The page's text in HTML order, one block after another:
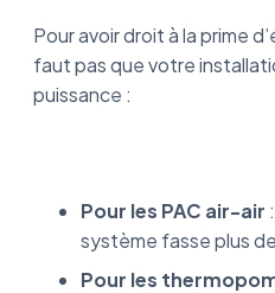
Pour avoir droit à la prime
faut pas que votre
puissance :
Pour les PAC air-air
système fasse plus
Pour les